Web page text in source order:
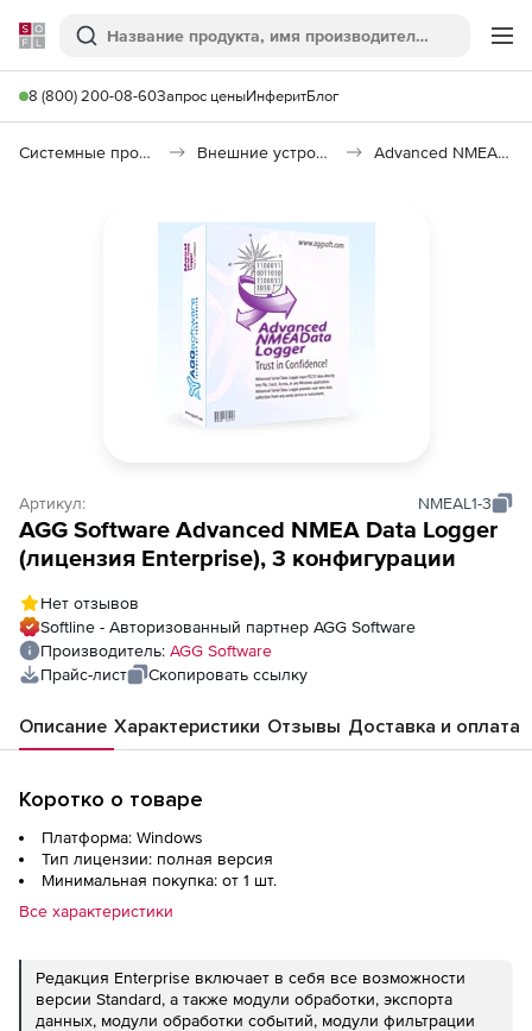
Softline
Поиск
8 (800) 200-08-60Запрос ценыИнферитБлог
Системные программы Внешние устройства Advanced NMEA Data Logger
Артикул: NMEAL1-3
AGG Software Advanced NMEA Data Logger
(лицензия Enterprise), 3 конфигурации
Нет отзывов
Softline - Авторизованный партнер AGG Software
Производитель: AGG Software
Прайс-лист
Скопировать ссылку
Описание Характеристики Отзывы Доставка и оплата
Коротко о товаре
Платформа: Windows
Тип лицензии: полная версия
Минимальная покупка: от 1 шт.
Все характеристики
Редакция Enterprise включает в себя все возможности
версии Standard, а также модули обработки, экспорта
данных, модули обработки событий, модули фильтрации